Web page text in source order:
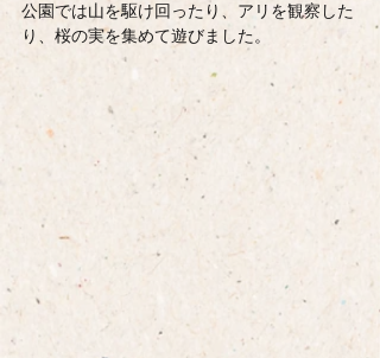
公園では山を駆け回ったり、アリを観察した
り、桜の実を集めて遊びました。